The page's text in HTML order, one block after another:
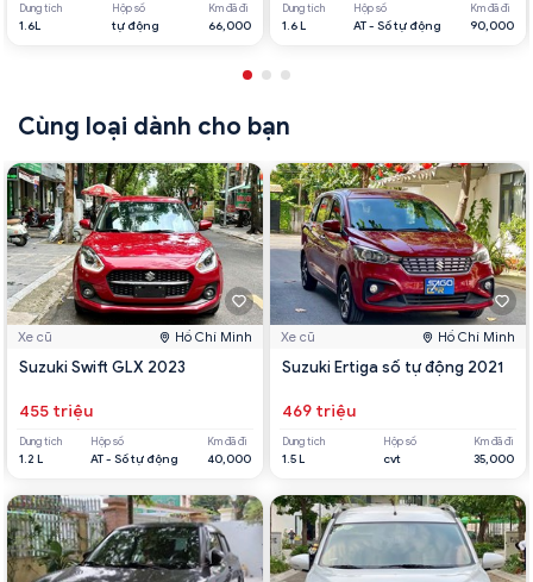
Dung tích
1.6L
Hộp số
tự động
Km đã đi
66,000
Dung tích
1.6 L
Hộp số
AT - Số tự động
Km đã đi
90,000
Cùng loại dành cho bạn
Xe cũ Hồ Chí Minh
Suzuki Swift GLX 2023
455 triệu
Dung tích
1.2 L
Hộp số
AT - Số tự động
Km đã đi
40,000
Xe cũ Hồ Chí Minh
Suzuki Ertiga số tự động 2021
469 triệu
Dung tích
1.5 L
Hộp số
cvt
Km đã đi
35,000